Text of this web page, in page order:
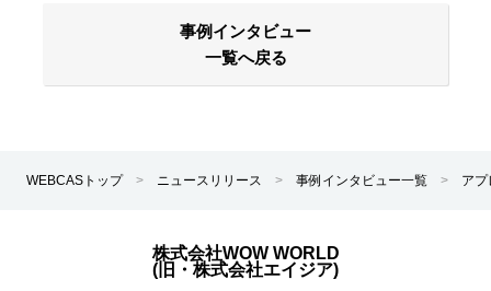
事例インタビュー
一覧へ戻る
WEBCASトップ > ニュースリリース > 事例インタビュー一覧 > ア
株式会社WOW WORLD
(旧・株式会社エイジア)